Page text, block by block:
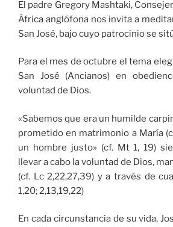
El padre Gregory Mashtaki,
África anglófona nos invita a
San José, bajo cuyo patrocinio se
Para el mes de octubre el tema
San José (Ancianos) en
voluntad de Dios.
«Sabemos que era un humilde
prometido en matrimonio a María
un hombre justo» (cf. Mt 1, 19)
llevar a cabo la voluntad de Dios,
(cf. Lc 2,22,27,39) y a través de
1,20; 2,13,19,22)
En cada circunstancia de su vida,